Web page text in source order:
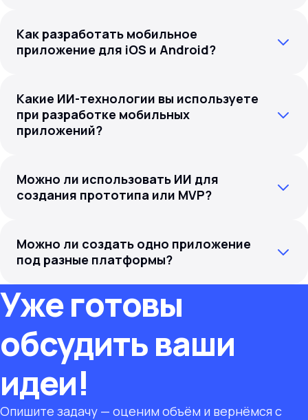
Как разработать мобильное
приложение для iOS и Android?
Какие ИИ-технологии вы используете
при разработке мобильных
приложений?
Можно ли использовать ИИ для
создания прототипа или MVP?
Можно ли создать одно приложение
под разные платформы?
Уже готовы
обсудить ваши
идеи!
Опишите задачу — оценим объём и вернёмся с